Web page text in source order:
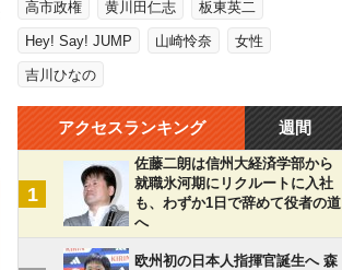
高市政権 黄川田仁志 板東英二
Hey! Say! JUMP 山崎怜奈 女性
吉川ひなの
アクセスランキング 週間
1
佐藤二朗は信州大経済学部から
就職氷河期にリクルートに入社
も、わずか1日で辞めて役者の道
へ
欧州初の日本人指揮官誕生へ 森